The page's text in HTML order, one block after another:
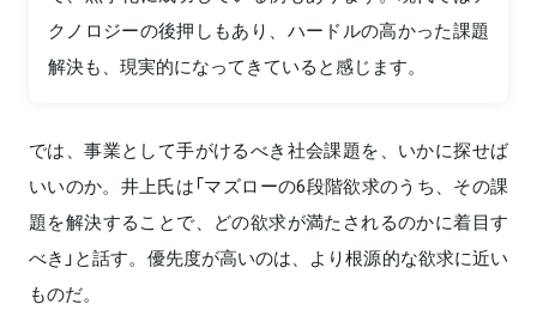
クノロジーの後押しもあり、ハードルの高かった課題
解決も、現実的になってきていると感じます。
では、事業として手がけるべき社会課題を、いかに探せば
いいのか。井上氏は「マズローの6段階欲求のうち、その課
題を解決することで、どの欲求が満たされるのかに着目す
べき」と話す。優先度が高いのは、より根源的な欲求に近い
ものだ。